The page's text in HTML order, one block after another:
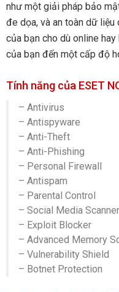
như một giải pháp bảo
đe dọa, và an toàn dữ liệu
của bạn cho dù online
của bạn đến một cấp độ
Tính năng của ESET
– Antivirus
– Antispyware
– Anti-Theft
– Anti-Phishing
– Personal Firewall
– Antispam
– Parental Control
– Social Media Scanner
– Exploit Blocker
– Advanced Memory
– Vulnerability Shield
– Botnet Protection